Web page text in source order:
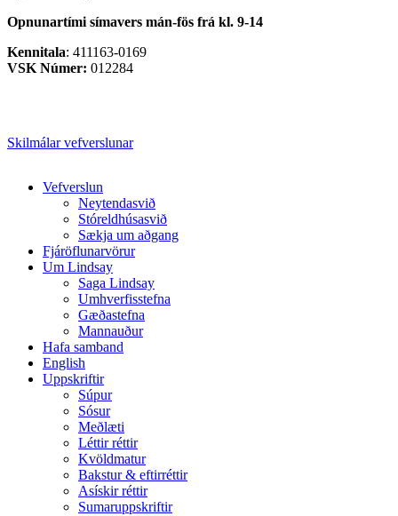
Opnunartími símavers mán-fös frá kl. 9-14
Kennitala: 411163-0169
VSK Númer: 012284
Skilmálar vefverslunar
Close
Vefverslun
Neytendasvið
Stóreldhúsasvið
Sækja um aðgang
Fjáröflunarvörur
Um Lindsay
Saga Lindsay
Umhverfisstefna
Gæðastefna
Mannauður
Hafa samband
English
Uppskriftir
Súpur
Sósur
Meðlæti
Léttir réttir
Kvöldmatur
Bakstur & eftirréttir
Asískir réttir
Sumaruppskriftir